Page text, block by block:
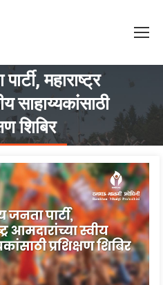
महाराष्ट्र
साहाय्यकांसाठी
शिबिर
here: